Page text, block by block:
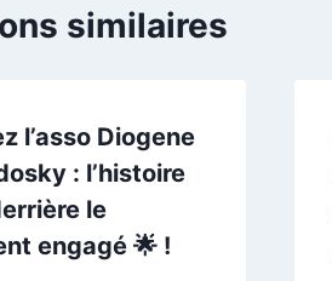
similaires
l’asso Diogene
: l’histoire
le
engagé 🌟 !